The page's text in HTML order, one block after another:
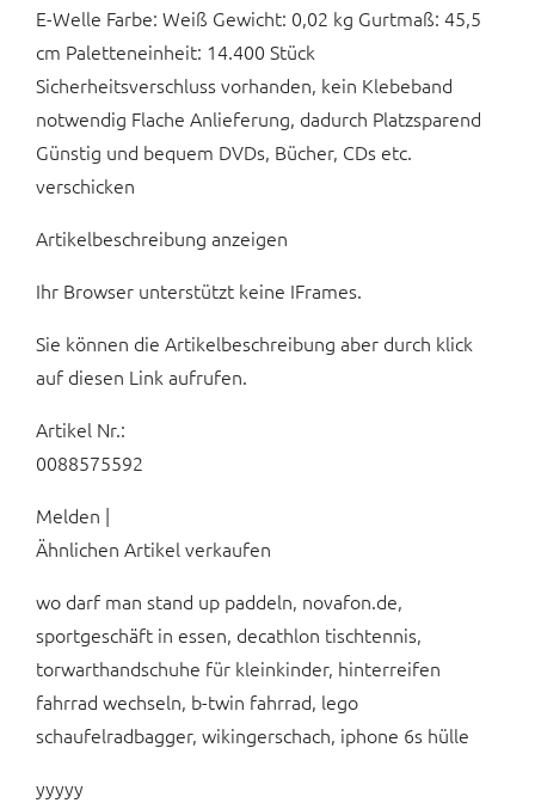
E-Welle Farbe: Weiß Gewicht: 0,02 kg Gurtmaß: 45,5
cm Paletteneinheit: 14.400 Stück
Sicherheitsverschluss vorhanden, kein Klebeband
notwendig Flache Anlieferung, dadurch Platzsparend
Günstig und bequem DVDs, Bücher, CDs etc.
verschicken
Artikelbeschreibung anzeigen
Ihr Browser unterstützt keine IFrames.
Sie können die Artikelbeschreibung aber durch klick
auf diesen Link aufrufen.
Artikel Nr.:
0088575592
Melden |
Ähnlichen Artikel verkaufen
wo darf man stand up paddeln, novafon.de,
sportgeschäft in essen, decathlon tischtennis,
torwarthandschuhe für kleinkinder, hinterreifen
fahrrad wechseln, b-twin fahrrad, lego
schaufelradbagger, wikingerschach, iphone 6s hülle
yyyyy